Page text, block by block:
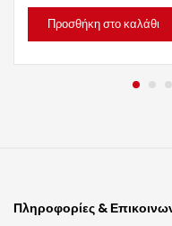
Προσθήκη στο καλάθι
Πληροφορίες &